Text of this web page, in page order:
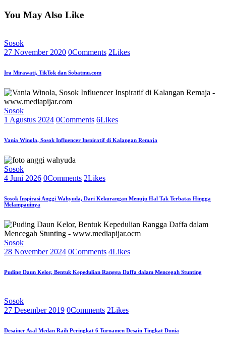
You May Also Like
Sosok
27 November 2020 0Comments 2Likes
Ira Mirawati, TikTok dan Sobatmu.com
Sosok
1 Agustus 2024 0Comments 6Likes
Vania Winola, Sosok Influencer Inspiratif di Kalangan Remaja
Sosok
4 Juni 2026 0Comments 2Likes
Sosok Inspirasi Anggi Wahyuda, Dari Kekurangan Menuju Hal Tak Terbatas Hingga
Melampauinya
Sosok
28 November 2024 0Comments 4Likes
Puding Daun Kelor, Bentuk Kepedulian Rangga Daffa dalam Mencegah Stunting
Sosok
27 Desember 2019 0Comments 2Likes
Desainer Asal Medan Raih Peringkat 6 Turnamen Desain Tingkat Dunia